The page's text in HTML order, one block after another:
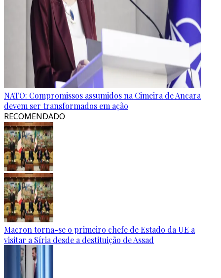
NATO: Compromissos assumidos na Cimeira de Ancara
devem ser transformados em ação
RECOMENDADO
Macron torna-se o primeiro chefe de Estado da UE a
visitar a Síria desde a destituição de Assad